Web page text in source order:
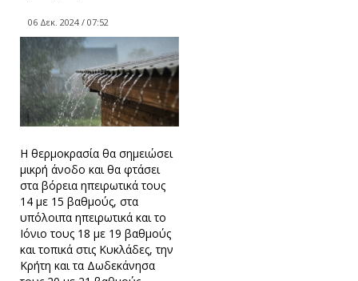
06 Δεκ. 2024 / 07:52
Η θερμοκρασία θα σημειώσει
μικρή άνοδο και θα φτάσει
στα βόρεια ηπειρωτικά τους
14 με 15 βαθμούς, στα
υπόλοιπα ηπειρωτικά και το
Ιόνιο τους 18 με 19 βαθμούς
και τοπικά στις Κυκλάδες, την
Κρήτη και τα Δωδεκάνησα